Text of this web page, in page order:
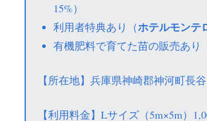
15%）
利用者特典あり（ホテルモンテ
有機肥料で育てた苗の販売あり
【所在地】兵庫県神崎郡神河町長
【利用料金】Lサイズ（5m×5m）